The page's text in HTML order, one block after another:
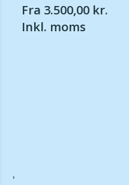
Fra 3.500,00 kr.
Inkl. moms